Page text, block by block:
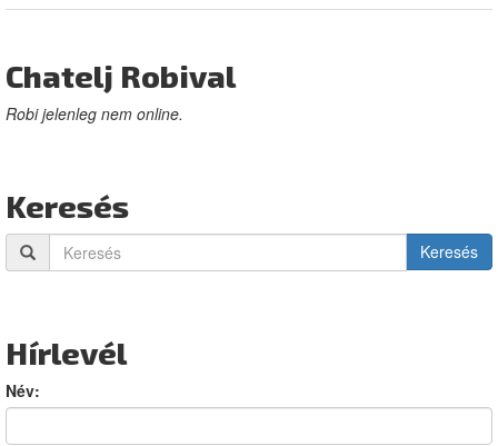
Chatelj Robival
Robi jelenleg nem online.
Keresés
Keresés
Hírlevél
Név: